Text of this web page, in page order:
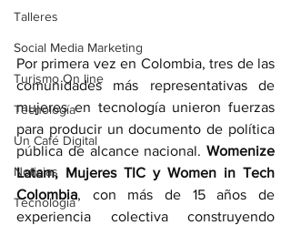
Talleres
Social Media Marketing
Turismo On line
Tecnología
Un Café Digital
Noticias
Tecnología
Por primera vez en Colombia, tres de las
comunidades más representativas de
mujeres en tecnología unieron fuerzas
para producir un documento de política
pública de alcance nacional. Womenize
Latam, Mujeres TIC y Women in Tech
Colombia, con más de 15 años de
experiencia colectiva construyendo